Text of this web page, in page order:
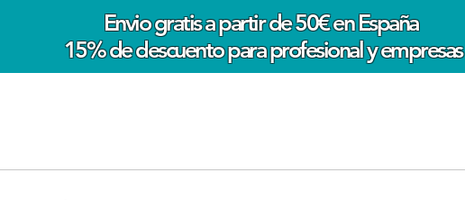
Envio gratis a partir de 50€ en España
15% de descuento para profesional y empresas